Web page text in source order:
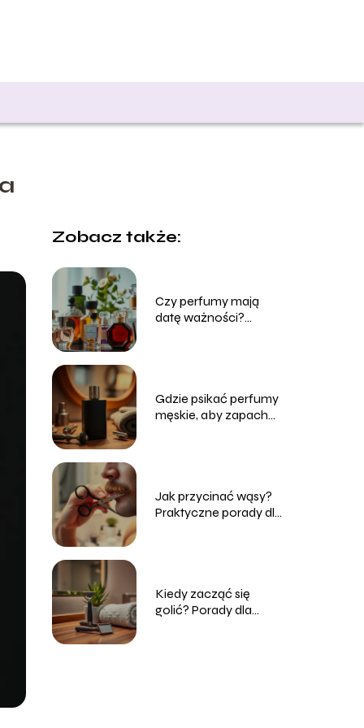
Zobacz także:
Czy perfumy mają
datę ważności?
Gdzie psikać perfumy
męskie, aby zapach
Jak przycinać wąsy?
Praktyczne porady dla
Kiedy zacząć się
golić? Porady dla